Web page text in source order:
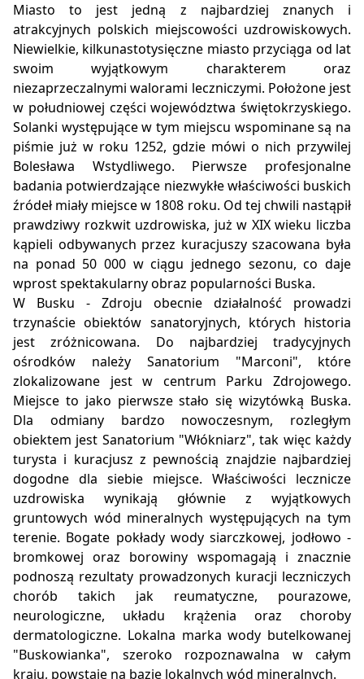
Miasto to jest jedną z najbardziej znanych i
atrakcyjnych polskich miejscowości uzdrowiskowych.
Niewielkie, kilkunastotysięczne miasto przyciąga od lat
swoim wyjątkowym charakterem oraz
niezaprzeczalnymi walorami leczniczymi. Położone jest
w południowej części województwa świętokrzyskiego.
Solanki występujące w tym miejscu wspominane są na
piśmie już w roku 1252, gdzie mówi o nich przywilej
Bolesława Wstydliwego. Pierwsze profesjonalne
badania potwierdzające niezwykłe właściwości buskich
źródeł miały miejsce w 1808 roku. Od tej chwili nastąpił
prawdziwy rozkwit uzdrowiska, już w XIX wieku liczba
kąpieli odbywanych przez kuracjuszy szacowana była
na ponad 50 000 w ciągu jednego sezonu, co daje
wprost spektakularny obraz popularności Buska.
W Busku - Zdroju obecnie działalność prowadzi
trzynaście obiektów sanatoryjnych, których historia
jest zróżnicowana. Do najbardziej tradycyjnych
ośrodków należy Sanatorium "Marconi", które
zlokalizowane jest w centrum Parku Zdrojowego.
Miejsce to jako pierwsze stało się wizytówką Buska.
Dla odmiany bardzo nowoczesnym, rozległym
obiektem jest Sanatorium "Włókniarz", tak więc każdy
turysta i kuracjusz z pewnością znajdzie najbardziej
dogodne dla siebie miejsce. Właściwości lecznicze
uzdrowiska wynikają głównie z wyjątkowych
gruntowych wód mineralnych występujących na tym
terenie. Bogate pokłady wody siarczkowej, jodłowo -
bromkowej oraz borowiny wspomagają i znacznie
podnoszą rezultaty prowadzonych kuracji leczniczych
chorób takich jak reumatyczne, pourazowe,
neurologiczne, układu krążenia oraz choroby
dermatologiczne. Lokalna marka wody butelkowanej
"Buskowianka", szeroko rozpoznawalna w całym
kraju, powstaje na bazie lokalnych wód mineralnych.